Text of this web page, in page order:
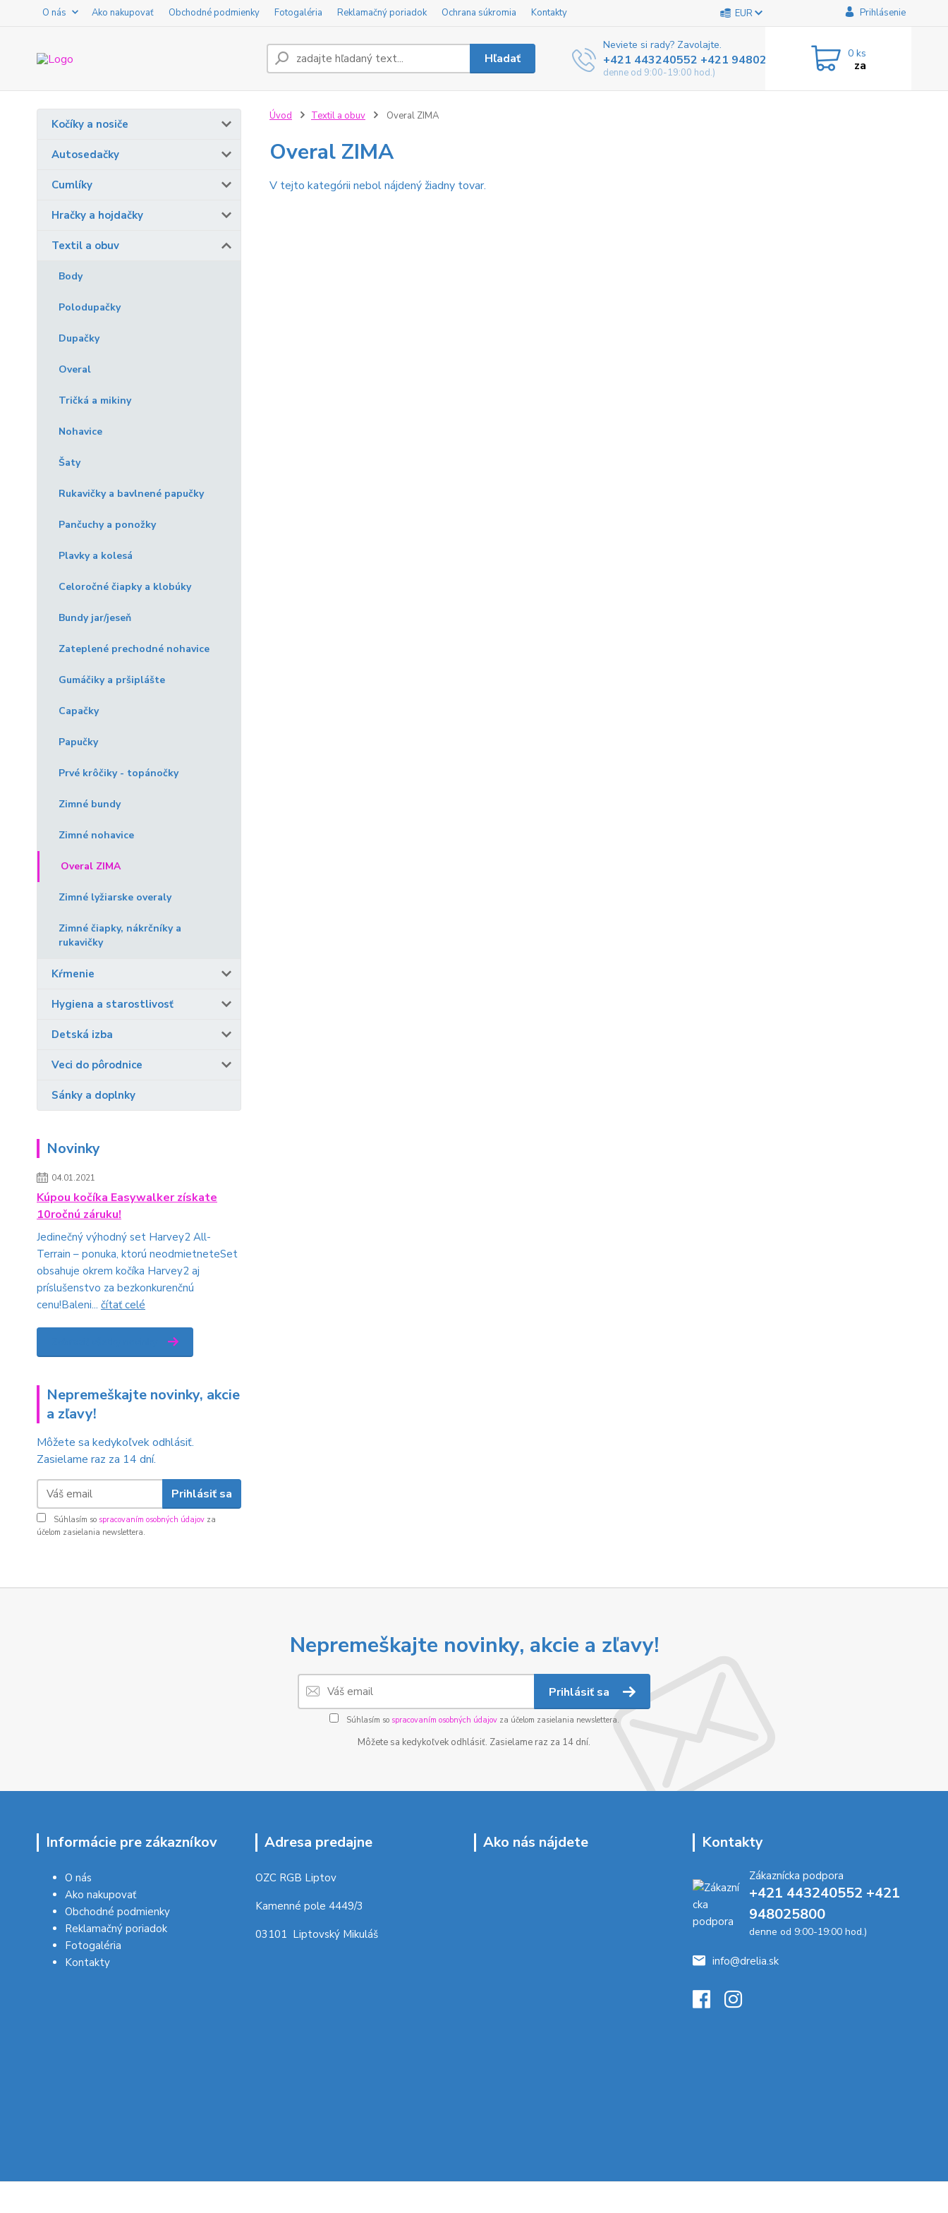
O nás Ako nakupovať Obchodné podmienky Fotogaléria Reklamačný poriadok Ochrana súkromia Kontakty EUR Prihlásenie
Hľadať
Neviete si rady? Zavolajte.
+421 443240552 +421 948025800
denne od 9:00-19:00 hod.)
0 ks
za
Kočíky a nosiče
Autosedačky
Cumlíky
Hračky a hojdačky
Textil a obuv
Body
Polodupačky
Dupačky
Overal
Tričká a mikiny
Nohavice
Šaty
Rukavičky a bavlnené papučky
Pančuchy a ponožky
Plavky a kolesá
Celoročné čiapky a klobúky
Bundy jar/jeseň
Zateplené prechodné nohavice
Gumáčiky a pršiplášte
Capačky
Papučky
Prvé krôčiky - topánočky
Zimné bundy
Zimné nohavice
Overal ZIMA
Zimné lyžiarske overaly
Zimné čiapky, nákrčníky a
rukavičky
Kŕmenie
Hygiena a starostlivosť
Detská izba
Veci do pôrodnice
Sánky a doplnky
Novinky
04.01.2021
Kúpou kočíka Easywalker získate
10ročnú záruku!
Jedinečný výhodný set Harvey2 All-
Terrain – ponuka, ktorú neodmietneteSet
obsahuje okrem kočíka Harvey2 aj
príslušenstvo za bezkonkurenčnú
cenu!Baleni... čítať celé
Nepremeškajte novinky, akcie
a zľavy!
Môžete sa kedykoľvek odhlásiť.
Zasielame raz za 14 dní.
Prihlásiť sa
Súhlasím so spracovaním osobných údajov za
účelom zasielania newslettera.
Úvod Textil a obuv Overal ZIMA
Overal ZIMA
V tejto kategórii nebol nájdený žiadny tovar.
Nepremeškajte novinky, akcie a zľavy!
Prihlásiť sa
Súhlasím so spracovaním osobných údajovza účelom zasielania newslettera.
Môžete sa kedykoľvek odhlásiť. Zasielame raz za 14 dní.
Informácie pre zákazníkov
O nás
Ako nakupovať
Obchodné podmienky
Reklamačný poriadok
Fotogaléria
Kontakty
Adresa predajne
OZC RGB Liptov
Kamenné pole 4449/3
03101 Liptovský Mikuláš
Ako nás nájdete Kontakty
Zákaznícka podpora
+421 443240552 +421
948025800
denne od 9:00-19:00 hod.)
info@drelia.sk